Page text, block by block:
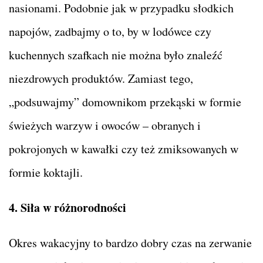
nasionami. Podobnie jak w przypadku słodkich
napojów, zadbajmy o to, by w lodówce czy
kuchennych szafkach nie można było znaleźć
niezdrowych produktów. Zamiast tego,
„podsuwajmy” domownikom przekąski w formie
świeżych warzyw i owoców – obranych i
pokrojonych w kawałki czy też zmiksowanych w
formie koktajli.
4. Siła w różnorodności
Okres wakacyjny to bardzo dobry czas na zerwanie